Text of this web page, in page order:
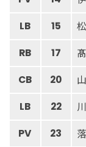
LB 15
RB 17
CB 20
LB 22
PV 23